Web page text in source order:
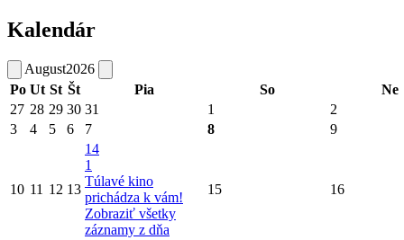
Kalendár
August2026
Po Ut St Št Pia So
Ne
27 28 29 30 31 1
2
3
4 5 6 7 8 9
10 11 12 13
14
1
Túlavé kino
prichádza k vám!
Zobraziť všetky
záznamy z dňa
15 16